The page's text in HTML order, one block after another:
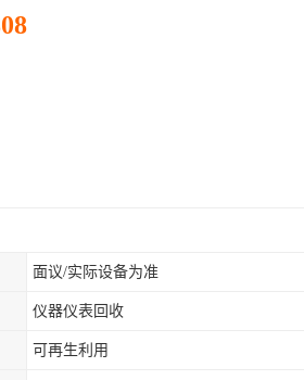
面议/实际设备为准
仪器仪表回收
可再生利用